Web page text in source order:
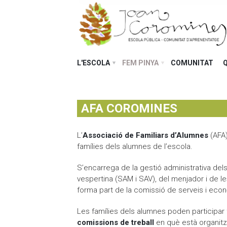
L'ESCOLA FEM PINYA COMUNITAT
AFA COROMINES
L’Associació de Familiars d’Alumnes
famílies dels alumnes de l’escola.
S’encarrega de la gestió administrativa
vespertina (SAM i SAV), del menjador i de
forma part de la comissió de serveis i
Les famílies dels alumnes poden
comissions de treball en què està